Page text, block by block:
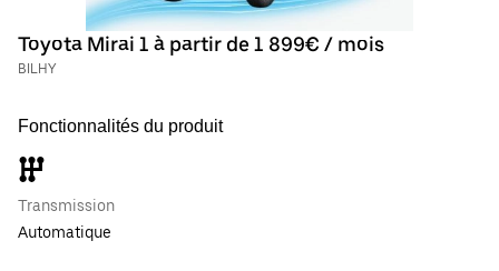
Toyota Mirai 1 à partir de 1 899€ / mois
BILHY
Fonctionnalités du produit
Transmission
Automatique